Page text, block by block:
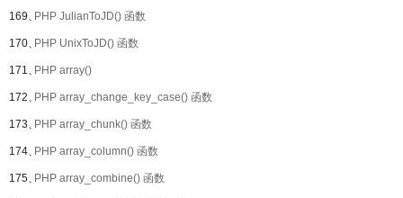
169、PHP JulianToJD() 函数
170、PHP UnixToJD() 函数
171、PHP array()
172、PHP array_change_key_case() 函数
173、PHP array_chunk() 函数
174、PHP array_column() 函数
175、PHP array_combine() 函数